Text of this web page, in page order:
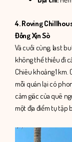
4. Roving
Đồng Xịn Sò
Và cuối cùng, last
không thể thiếu đi
Chiêu khoảng 1
mỗi quán lại có
cảm giác của quê
một địa điểm tụ tập